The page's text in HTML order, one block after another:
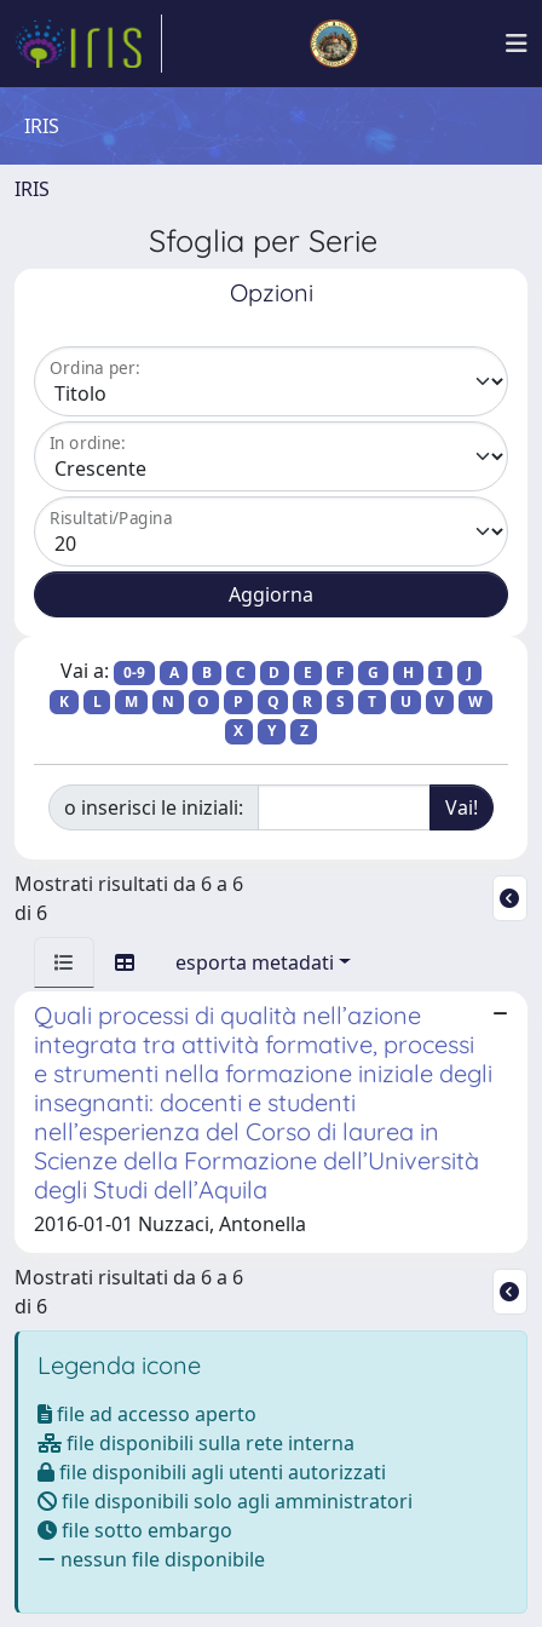
IRIS
IRIS
Sfoglia per Serie
Opzioni
Ordina per:
In ordine:
Risultati/Pagina
Vai a: 0-9 A B C D E F G H I
J
K
L M N O P Q R S T U V
W
X
Y Z
o inserisci le iniziali:
Mostrati risultati da 6 a 6
di 6
esporta metadati
Quali processi di qualità nell’azione
integrata tra attività formative, processi
e strumenti nella formazione iniziale degli
insegnanti: docenti e studenti
nell’esperienza del Corso di laurea in
Scienze della Formazione dell’Università
degli Studi dell’Aquila
2016-01-01 Nuzzaci, Antonella
Mostrati risultati da 6 a 6
di 6
Legenda icone
file ad accesso aperto
file disponibili sulla rete interna
file disponibili agli utenti autorizzati
file disponibili solo agli amministratori
file sotto embargo
nessun file disponibile